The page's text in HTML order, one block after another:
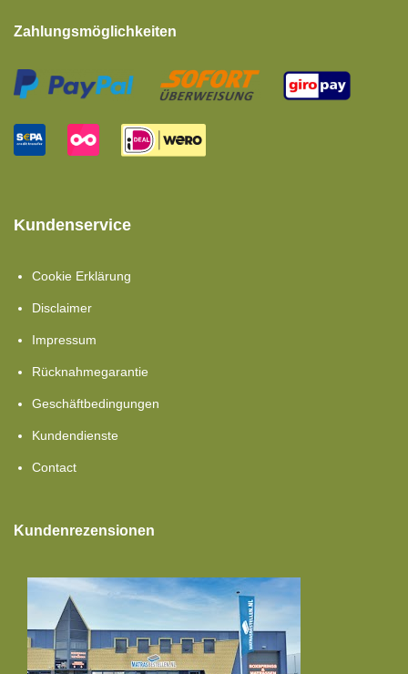
Zahlungsmöglichkeiten
Kundenservice
Cookie Erklärung
Disclaimer
Impressum
Rücknahmegarantie
Geschäftbedingungen
Kundendienste
Contact
Kundenrezensionen